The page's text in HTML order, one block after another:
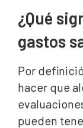
¿Qué
gastos
Por
hacer que
pueden